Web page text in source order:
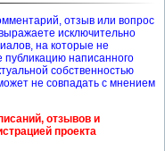
отзыв или вопрос
исключительно
на которые не
написанного
собственностью
не совпадать с мнением
отзывов и
проекта